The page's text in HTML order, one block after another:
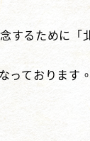
するために「
っております